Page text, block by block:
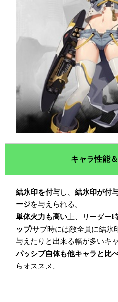
キャラ性能
結氷印を付与し、結氷印が付
ージを与えられる。
単体火力も高い 上、リーダー
ップ/サブ時には敵全員に結氷
与えたりと出来る幅が多いキャ
パッシブ自体も他キャラと比
らオススメ。